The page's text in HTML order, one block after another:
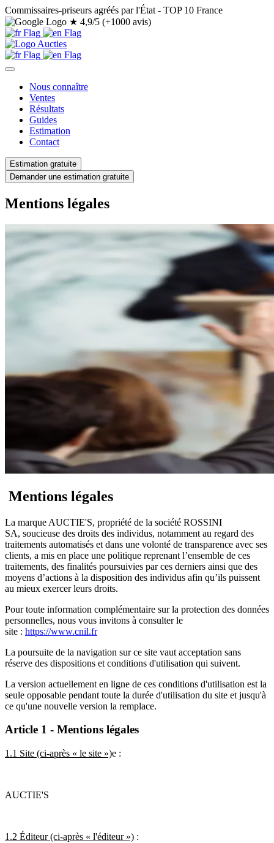
Commissaires-priseurs agréés par l'État - TOP 10 France
★ 4,9/5 (+1000 avis)
Nous connaître
Ventes
Résultats
Guides
Estimation
Contact
Estimation gratuite
Demander une estimation gratuite
Mentions légales
Mentions légales
La marque AUCTIE'S, propriété de la société ROSSINI
SA, soucieuse des droits des individus, notamment au regard des
traitements automatisés et dans une volonté de transparence avec ses
clients, a mis en place une politique reprenant l’ensemble de ces
traitements, des finalités poursuivies par ces derniers ainsi que des
moyens d’actions à la disposition des individus afin qu’ils puissent
au mieux exercer leurs droits.
Pour toute information complémentaire sur la protection des données
personnelles, nous vous invitons à consulter le
site : https://www.cnil.fr
La poursuite de la navigation sur ce site vaut acceptation sans
réserve des dispositions et conditions d'utilisation qui suivent.
La version actuellement en ligne de ces conditions d'utilisation est la
seule opposable pendant toute la durée d'utilisation du site et jusqu'à
ce qu'une nouvelle version la remplace.
Article 1 - Mentions légales
1.1 Site (ci-après « le site »)e :
AUCTIE'S
1.2 Éditeur (ci-après « l'éditeur ») :